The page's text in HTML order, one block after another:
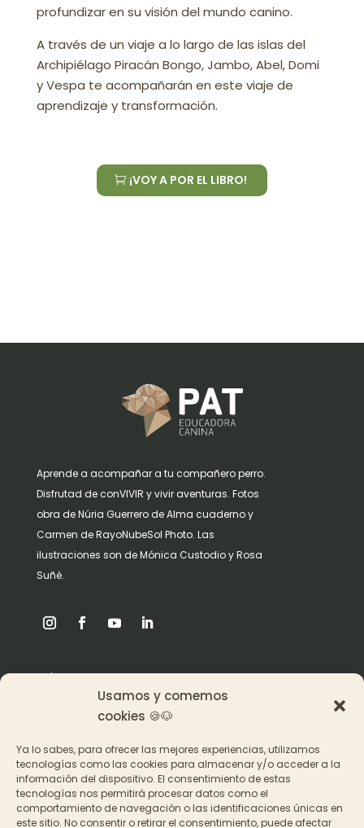
Usamos y comemos
cookies 🍪🐶
Ya lo sabes, para ofrecer las mejores experiencias, utilizamos
tecnologías como las cookies para almacenar y/o acceder a la
información del dispositivo. El consentimiento de estas
tecnologías nos permitirá procesar datos como el
comportamiento de navegación o las identificaciones únicas en
este sitio. No consentir o retirar el consentimiento, puede afectar
profundizar en su visión del mundo canino.
A través de un viaje a lo largo de las islas del
Archipiélago Piracán Bongo, Jambo, Abel, Domi
y Vespa te acompañarán en este viaje de
aprendizaje y transformación.
¡VOY A POR EL LIBRO!
Aprende a acompañar a tu compañero perro.
Disfrutad de conVIVIR y vivir aventuras. Fotos
obra de Núria Guerrero de Alma cuaderno y
Carmen de RayoNubeSol Photo. Las
ilustraciones son de Mónica Custodio y Rosa
Suñè.
Origen
Pat en los medios
Acceder a los cursos
Contacto